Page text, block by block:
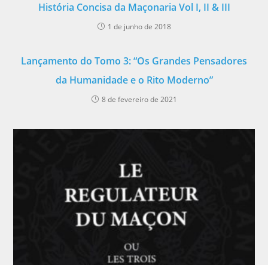
História Concisa da Maçonaria Vol I, II & III
1 de junho de 2018
Lançamento do Tomo 3: “Os Grandes Pensadores
da Humanidade e o Rito Moderno”
8 de fevereiro de 2021